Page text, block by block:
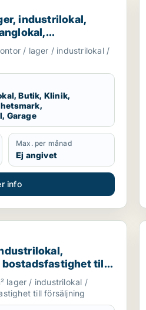
industrilokal, butik, klinik,
industrilokal,
hotell
Malmö
/ lager / industrilokal /
Butik, Klinik,
Garage
Max. per månad
Ej angivet
info
bostadsfastighet till salu i
fastighetsmark
till
eller Vellinge
lager / industrilokal /
till försäljning